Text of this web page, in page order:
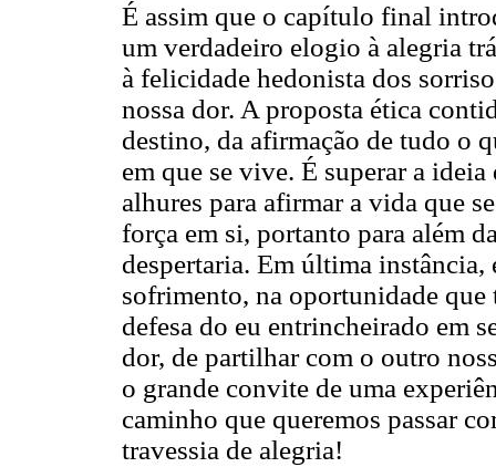
É assim que o capítulo final
um verdadeiro elogio à alegria
à felicidade hedonista dos
nossa dor. A proposta ética
destino, da afirmação de tudo o
em que se vive. É superar a
alhures para afirmar a vida que
força em si, portanto para além
despertaria. Em última instância,
sofrimento, na oportunidade que
defesa do eu entrincheirado em
dor, de partilhar com o outro
o grande convite de uma
caminho que queremos passar
travessia de alegria!